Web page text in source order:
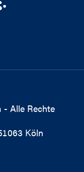
Alle Rechte
Köln